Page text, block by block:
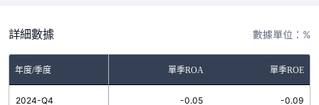
詳細數據 數據單位：%
年度/季度 單季ROA 單季ROE
2024-Q4 -0.05 -0.09